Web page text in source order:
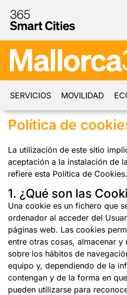
SERVICIOS MOVILIDAD
Política de
La utilización de este sitio
aceptación a la instalación de
refiere esta Política de Cookies.
1. ¿Qué son las
Una cookie es un fichero que
ordenador al acceder del
páginas web. Las cookies
entre otras cosas, almacenar
sobre los hábitos de
equipo y, dependiendo de la
contengan y de la forma en
pueden utilizarse para